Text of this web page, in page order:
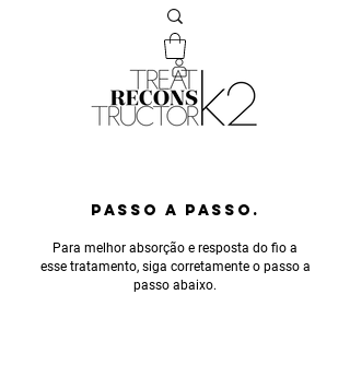
PASSO A PASSO.
Para melhor absorção e resposta do fio a
esse tratamento, siga corretamente o passo a
passo abaixo.